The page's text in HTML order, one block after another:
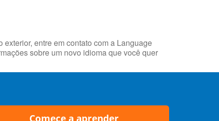
entre em contato com a Language
sobre um novo idioma que você quer